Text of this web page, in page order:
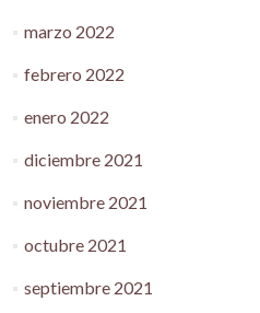
marzo 2022
febrero 2022
enero 2022
diciembre 2021
noviembre 2021
octubre 2021
septiembre 2021